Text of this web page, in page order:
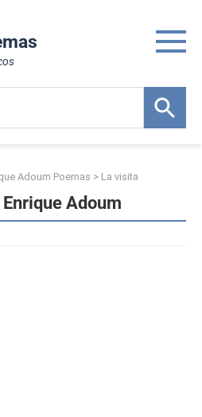
Adoum Poemas > La visita
Adoum